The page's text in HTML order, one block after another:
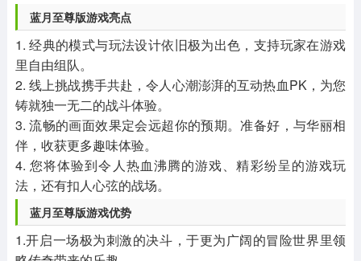
蓝月至尊版游戏亮点
1. 经典的模式与玩法设计依旧极为出色，支持玩家在游戏
里自由组队。
2. 线上挑战携手共赴，令人心潮澎湃的互动热血PK，为您
铸就独一无二的战斗体验。
3. 流畅的画面效果定会远超你的预期。准备好，与华丽相
伴，收获更多趣味体验。
4. 您将体验到令人热血沸腾的游戏、精彩纷呈的游戏玩
法，还有扣人心弦的战场。
蓝月至尊版游戏优势
1.开启一场极为刺激的决斗，于更为广阔的冒险世界里领